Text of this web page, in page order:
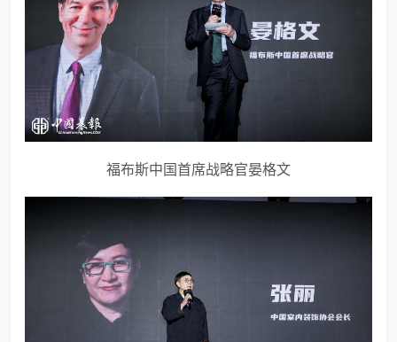
福布斯中国首席战略官晏格文